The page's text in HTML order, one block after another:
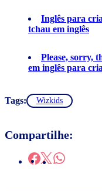
Inglês para
tchau em inglês
Please, sorry,
em inglês para
Tags: Wizkids
Compartilhe: